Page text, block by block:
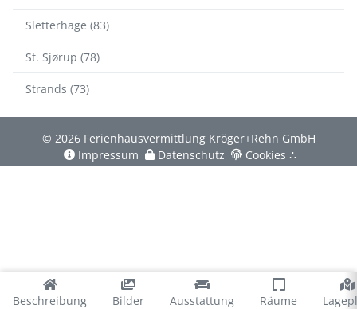
Beschreibung Bilder Ausstattung Räume
Sletterhage (83)
St. Sjørup (78)
Strands (73)
© 2026 Ferienhausvermittlung Kröger+Rehn GmbH
Impressum
Datenschutz Cookies ∴